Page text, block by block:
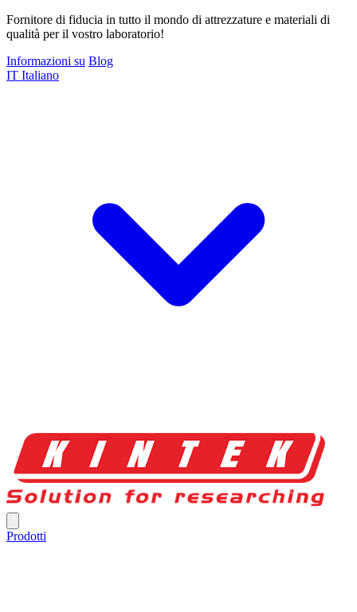
Fornitore di fiducia in tutto il mondo di attrezzature e materiali di
qualità per il vostro laboratorio!
Informazioni su Blog
IT Italiano
Prodotti